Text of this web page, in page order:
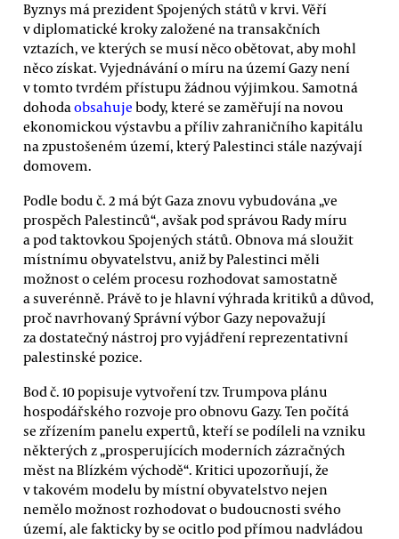
Byznys má prezident Spojených států v krvi. Věří
v diplomatické kroky založené na transakčních
vztazích, ve kterých se musí něco obětovat, aby mohl
něco získat. Vyjednávání o míru na území Gazy není
v tomto tvrdém přístupu žádnou výjimkou. Samotná
dohoda obsahuje body, které se zaměřují na novou
ekonomickou výstavbu a příliv zahraničního kapitálu
na zpustošeném území, který Palestinci stále nazývají
domovem.
Podle bodu č. 2 má být Gaza znovu vybudována „ve
prospěch Palestinců“, avšak pod správou Rady míru
a pod taktovkou Spojených států. Obnova má sloužit
místnímu obyvatelstvu, aniž by Palestinci měli
možnost o celém procesu rozhodovat samostatně
a suverénně. Právě to je hlavní výhrada kritiků a důvod,
proč navrhovaný Správní výbor Gazy nepovažují
za dostatečný nástroj pro vyjádření reprezentativní
palestinské pozice.
Bod č. 10 popisuje vytvoření tzv. Trumpova plánu
hospodářského rozvoje pro obnovu Gazy. Ten počítá
se zřízením panelu expertů, kteří se podíleli na vzniku
některých z „prosperujících moderních zázračných
měst na Blízkém východě“. Kritici upozorňují, že
v takovém modelu by místní obyvatelstvo nejen
nemělo možnost rozhodovat o budoucnosti svého
území, ale fakticky by se ocitlo pod přímou nadvládou